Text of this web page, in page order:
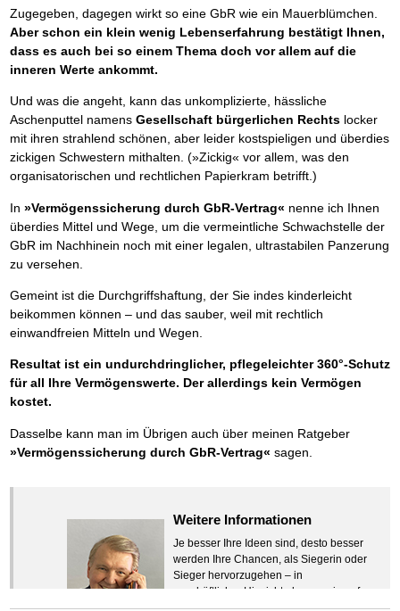
Zugegeben, dagegen wirkt so eine GbR wie ein Mauerblümchen.
Aber schon ein klein wenig Lebenserfahrung bestätigt Ihnen,
dass es auch bei so einem Thema doch vor allem auf die
inneren Werte ankommt.
Und was die angeht, kann das unkomplizierte, hässliche
Aschenputtel namens Gesellschaft bürgerlichen Rechtslocker
mit ihren strahlend schönen, aber leider kostspieligen und überdies
zickigen Schwestern mithalten. (»Zickig« vor allem, was den
organisatorischen und rechtlichen Papierkram betrifft.)
In »Vermögenssicherung durch GbR-Vertrag« nenne ich Ihnen
überdies Mittel und Wege, um die vermeintliche Schwachstelle der
GbR im Nachhinein noch mit einer legalen, ultrastabilen Panzerung
zu versehen.
Gemeint ist die Durchgriffshaftung, der Sie indes kinderleicht
beikommen können – und das sauber, weil mit rechtlich
einwandfreien Mitteln und Wegen.
Resultat ist ein undurchdringlicher, pflegeleichter 360°-Schutz
für all Ihre Vermögenswerte. Der allerdings kein Vermögen
kostet.
Dasselbe kann man im Übrigen auch über meinen Ratgeber
»Vermögenssicherung durch GbR-Vertrag« sagen.
Weitere Informationen
Je besser Ihre Ideen sind, desto besser
werden Ihre Chancen, als Siegerin oder
Sieger hervorzugehen – in
geschäftlicher Hinsicht ebenso wie auf
beruflichem oder privatem Gebiet. Denn